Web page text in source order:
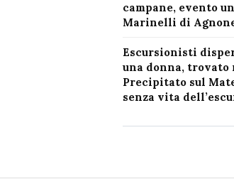
campane, evento
Marinelli di
Escursionisti
una donna, trovato
Precipitato sul
senza vita